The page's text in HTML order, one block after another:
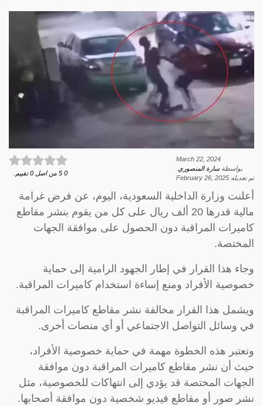
March 22, 2024
بواسطةسارة المنصوري
تم تعديله February 26, 2025
0
5 من اصل 0 تقييم.
أعلنت وزارة الداخلية السعودية، اليوم، عن فرض غرامة
مالية قدرها 20 ألف ريال على كل من يقوم بنشر مقاطع
كاميرات المراقبة دون الحصول على موافقة الجهات
المختصة.
وجاء هذا القرار في إطار الجهود الرامية إلى حماية
خصوصية الأفراد ومنع إساءة استخدام كاميرات المراقبة.
ويشمل هذا القرار مخالفة نشر مقاطع كاميرات المراقبة
في وسائل التواصل الاجتماعي أو أي منصات أخرى.
وتعتبر هذه الخطوة مهمة في حماية خصوصية الأفراد،
حيث أن نشر مقاطع كاميرات المراقبة دون موافقة
الجهات المختصة قد يؤدي إلى انتهاكات للخصوصية، مثل
نشر صور أو مقاطع فيديو شخصية دون موافقة أصحابها.